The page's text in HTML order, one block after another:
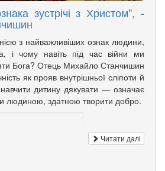
зустрічі з Христом", -
з найважливіших ознак людини,
і чому навіть під час війни ми
Бога? Отець Михайло Станчишин
як прояв внутрішньої сліпоти й
дитину дякувати — означає
людиною, здатною творити добро.
Читати далі